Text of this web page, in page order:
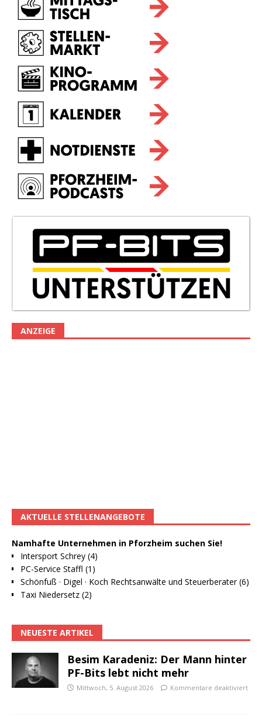
ANZEIGE
AKTUELLE STELLENANGEBOTE
Namhafte Unternehmen in Pforzheim suchen Sie!
Intersport Schrey (4)
PC-Service Staffl (1)
Schönfuß · Digel · Koch Rechtsanwälte und Steuerberater (6)
Taxi Niedersetz (2)
NEUESTE ARTIKEL
Besim Karadeniz: Der Mann hinter
PF-Bits lebt nicht mehr
Mittwoch, 5. August 2026 Kommentare deaktiviert